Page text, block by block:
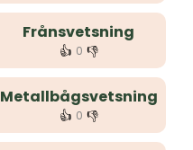
Frånsvetsning
👍 0 👎
Metallbågsvetsning
👍 0 👎